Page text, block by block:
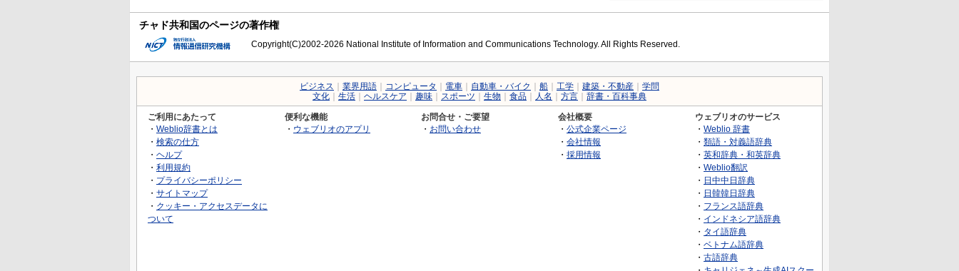
チャド共和国のページの著作権
Copyright(C)2002-2026 National Institute of Information and Communications Technology. All Rights Reserved.
ビジネス 業界用語 コンピュータ 電車 自動車・バイク 船 工学 建築・不動産
学問
文化
生活 ヘルスケア 趣味 スポーツ 生物 食品 人名 方言 辞書・百科事典
ご利用にあたって
・ Weblio辞書とは
・ 検索の仕方
・ ヘルプ
・ 利用規約
・ プライバシーポリシー
・ サイトマップ
・ クッキー・アクセスデータに
ついて
便利な機能
・ ウェブリオのアプリ
お問合せ・ご要望
・ お問い合わせ
会社概要
・ 公式企業ページ
・ 会社情報
・ 採用情報
ウェブリオのサービス
・ Weblio 辞書
・ 類語・対義語辞典
・ 英和辞典・和英辞典
・ Weblio翻訳
・ 日中中日辞典
・ 日韓韓日辞典
・ フランス語辞典
・ インドネシア語辞典
・ タイ語辞典
・ ベトナム語辞典
・ 古語辞典